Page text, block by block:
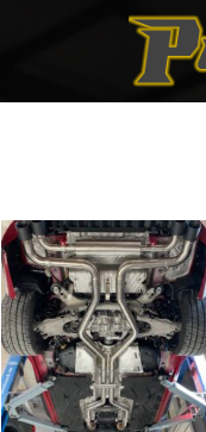
Add to
wishlist